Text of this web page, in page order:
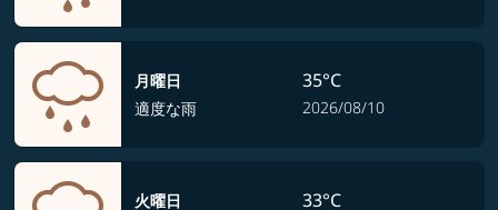
月曜日
適度な雨
35°C
2026/08/10
火曜日
33°C